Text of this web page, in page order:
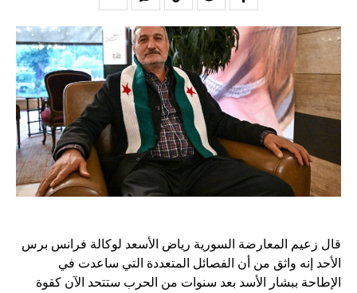
قال زعيم المعارضة السورية رياض الأسعد لوكالة فرانس برس
الأحد إنه واثق من أن الفصائل المتعددة التي ساعدت في
الإطاحة ببشار الأسد بعد سنوات من الحرب ستتحد الآن كقوة